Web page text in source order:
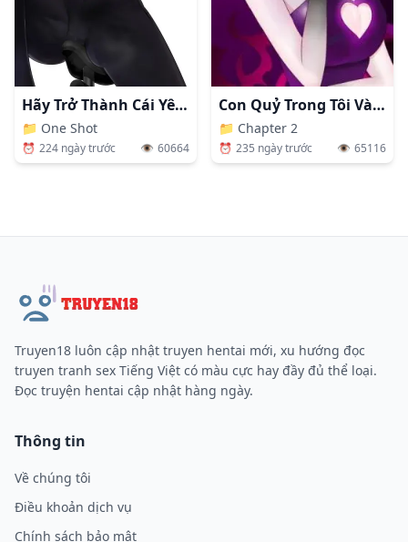
Hãy Trở Thành Cái Yên Ngựa Của Riêng Tôi Đi
📁 One Shot
⏰ 224 ngày trước 👁️ 60664
Con Quỷ Trong Tôi Vào Ddd
📁 Chapter 2
⏰ 235 ngày trước 👁️ 65116
Truyen18 luôn cập nhật truyen hentai mới, xu hướng đọc
truyen tranh sex Tiếng Việt có màu cực hay đầy đủ thể loại.
Đọc truyện hentai cập nhật hàng ngày.
Thông tin
Về chúng tôi
Điều khoản dịch vụ
Chính sách bảo mật